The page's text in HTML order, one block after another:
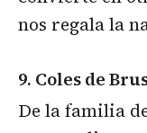
nos regala la
9. Coles de
De la familia